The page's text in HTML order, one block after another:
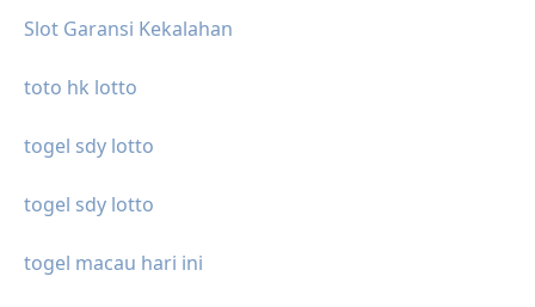
Slot Garansi Kekalahan
toto hk lotto
togel sdy lotto
togel sdy lotto
togel macau hari ini